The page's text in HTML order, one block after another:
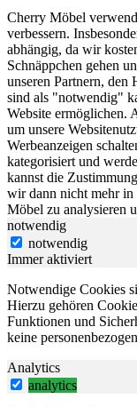
Cherry Möbel
verbessern.
abhängig, da wir
Schnäppchen gehen
unseren Partnern, den
sind als "notwendig"
Website ermöglichen.
um unsere
Werbeanzeigen
kategorisiert und
kannst die
wir dann nicht mehr in
Möbel zu analysieren
notwendig
notwendig
Immer aktiviert
Notwendige Cookies
Hierzu gehören
Funktionen und
keine
Analytics
analytics